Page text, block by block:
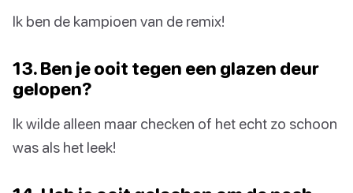
Ik ben de kampioen van de remix!
13. Ben je ooit tegen een glazen deur
gelopen?
Ik wilde alleen maar checken of het echt zo schoon
was als het leek!